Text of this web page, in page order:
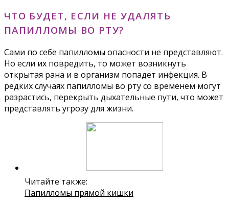
ЧТО БУДЕТ, ЕСЛИ НЕ УДАЛЯТЬ
ПАПИЛЛОМЫ ВО РТУ?
Сами по себе папилломы опасности не представляют.
Но если их повредить, то может возникнуть
открытая рана и в организм попадет инфекция. В
редких случаях папилломы во рту со временем могут
разрастись, перекрыть дыхательные пути, что может
представлять угрозу для жизни.
Читайте также:
Папилломы прямой кишки